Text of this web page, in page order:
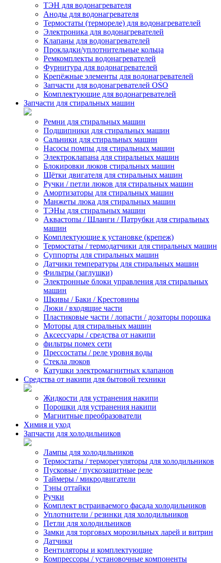
ТЭН для водонагревателя
Аноды для водонагревателя
Термостаты (термореле) для водонагревателей
Электроника для водонагревателей
Клапаны для водонагревателей
Прокладки/уплотнительные кольца
Ремкомплекты водонагревателей
Фурнитура для водонагревателей
Крепёжные элементы для водонагревателей
Запчасти для водонагревателей OSO
Комплектующие для водонагревателей
Запчасти для стиральных машин
Ремни для стиральных машин
Подшипники для стиральных машин
Сальники для стиральных машин
Насосы помпы для стиральных машин
Электроклапана для стиральных машин
Блокировки люков стиральных машин
Щётки двигателя для стиральных машин
Ручки / петли люков для стиральных машин
Амортизаторы для стиральных машин
Манжеты люка для стиральных машин
ТЭНы для стиральных машин
Аквастопы / Шланги / Патрубки для стиральных
машин
Комплектующие к установке (крепеж)
Термостаты / термодатчики для стиральных машин
Суппорты для стиральных машин
Датчики температуры для стиральных машин
Фильтры (заглушки)
Электронные блоки управления для стиральных
машин
Шкивы / Баки / Крестовины
Люки / входящие части
Пластиковые части / лопасти / дозаторы порошка
Моторы для стиральных машин
Аксессуары / средства от накипи
фильтры помех сети
Прессостаты / реле уровня воды
Стекла люков
Катушки электромагнитных клапанов
Средства от накипи для бытовой техники
Жидкости для устранения накипи
Порошки для устранения накипи
Магнитные преобразователи
Химия и уход
Запчасти для холодильников
Лампы для холодильников
Термостаты / терморегуляторы для холодильников
Пусковые / пускозащитные реле
Таймеры / микродвигатели
Тэны оттайки
Ручки
Комплект встраиваемого фасада холодильников
Уплотнители / резинки для холодильников
Петли для холодильников
Замки для торговых морозильных ларей и витрин
Датчики
Вентиляторы и комплектующие
Компрессоры / установочные компоненты